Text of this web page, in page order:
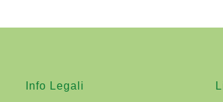
Info Legali